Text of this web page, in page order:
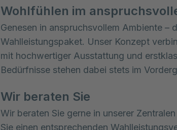
Wohlfühlen im
Genesen in anspruchsvollem Ambiente –
Wahlleistungspaket. Unser Konzept
mit hochwertiger Ausstattung und
Bedürfnisse stehen dabei stets im
Wir beraten Sie
Wir beraten Sie gerne in unserer
Sie einen entsprechenden